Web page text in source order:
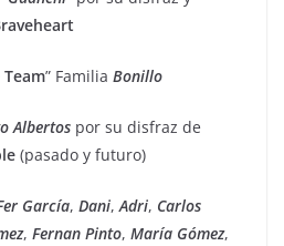
” Familia Bonillo
Albertos por su disfraz de
(pasado y futuro)
García, Dani,Adri, Carlos
, Fernan Pinto, María Gómez,